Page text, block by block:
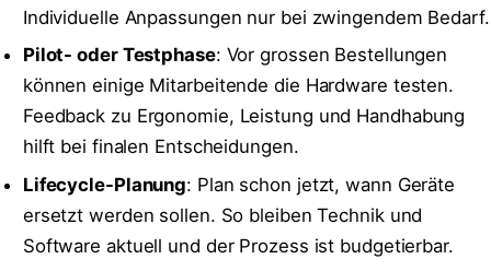
Individuelle Anpassungen nur bei zwingendem Bedarf.
Pilot- oder Testphase: Vor grossen Bestellungen
können einige Mitarbeitende die Hardware testen.
Feedback zu Ergonomie, Leistung und Handhabung
hilft bei finalen Entscheidungen.
Lifecycle-Planung: Plan schon jetzt, wann Geräte
ersetzt werden sollen. So bleiben Technik und
Software aktuell und der Prozess ist budgetierbar.